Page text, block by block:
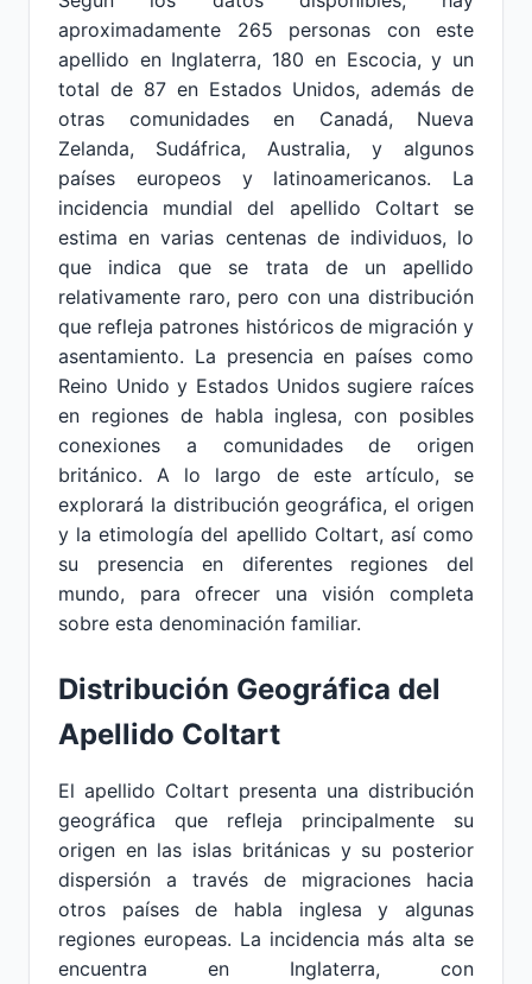
aproximadamente 265 personas con este
apellido en Inglaterra, 180 en Escocia, y un
total de 87 en Estados Unidos, además de
otras comunidades en Canadá, Nueva
Zelanda, Sudáfrica, Australia, y algunos
países europeos y latinoamericanos. La
incidencia mundial del apellido Coltart se
estima en varias centenas de individuos, lo
que indica que se trata de un apellido
relativamente raro, pero con una distribución
que refleja patrones históricos de migración y
asentamiento. La presencia en países como
Reino Unido y Estados Unidos sugiere raíces
en regiones de habla inglesa, con posibles
conexiones a comunidades de origen
británico. A lo largo de este artículo, se
explorará la distribución geográfica, el origen
y la etimología del apellido Coltart, así como
su presencia en diferentes regiones del
mundo, para ofrecer una visión completa
sobre esta denominación familiar.
Distribución Geográfica del
Apellido Coltart
El apellido Coltart presenta una distribución
geográfica que refleja principalmente su
origen en las islas británicas y su posterior
dispersión a través de migraciones hacia
otros países de habla inglesa y algunas
regiones europeas. La incidencia más alta se
encuentra en Inglaterra, con